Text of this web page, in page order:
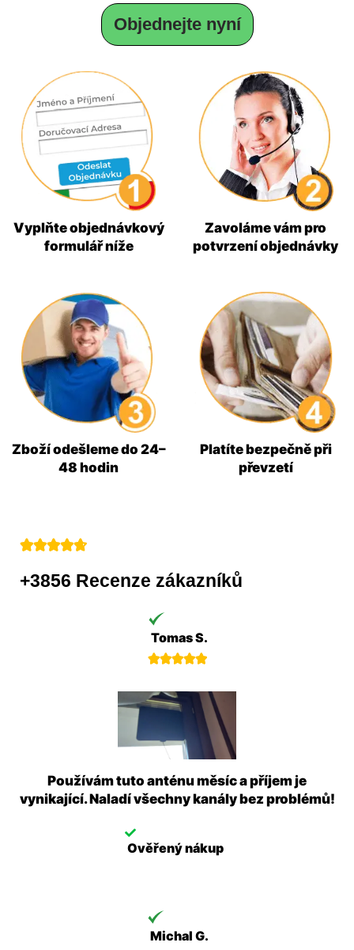
Objednejte nyní
Vyplňte objednávkový
formulář níže
Zavoláme vám pro
potvrzení objednávky
Zboží odešleme do 24–
48 hodin
Platíte bezpečně při
převzetí

+3856 Recenze zákazníků
Tomas S.

Používám tuto anténu měsíc a příjem je
vynikající. Naladí všechny kanály bez problémů!
Ověřený nákup
Michal G.